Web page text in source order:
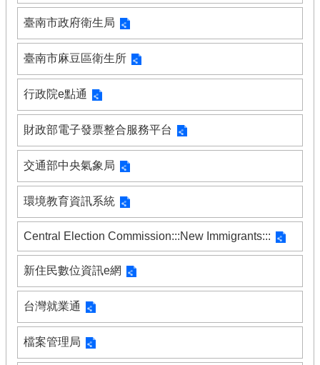
臺南市政府衛生局
臺南市麻豆區衛生所
行政院e點通
財政部電子發票整合服務平台
交通部中央氣象局
環境教育資訊系統
Central Election Commission:::New Immigrants:::
新住民數位資訊e網
台灣就業通
檔案管理局